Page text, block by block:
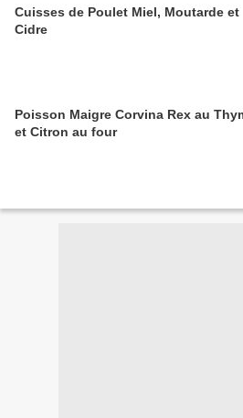
Cuisses de Poulet Miel, Moutarde et
Cidre
Poisson Maigre Corvina Rex au Thym
et Citron au four